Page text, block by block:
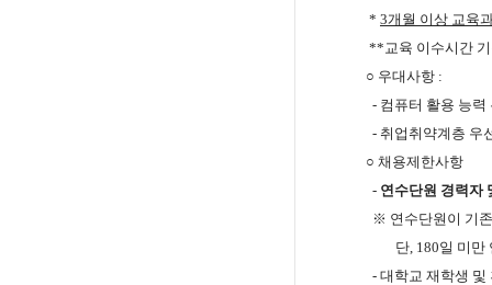
* 3개월 이상 교육
**교육 이수시간
○ 우대사항 :
- 컴퓨터 활용 능력
- 취업취약계층 우
○ 채용제한사항
- 연수단원 경력자
※ 연수단원이 기
단, 180일 미만
- 대학교 재학생 및